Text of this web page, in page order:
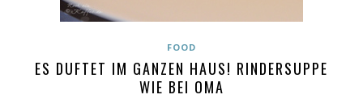
FOOD
ES DUFTET IM GANZEN HAUS! RINDERSUPPE
WIE BEI OMA